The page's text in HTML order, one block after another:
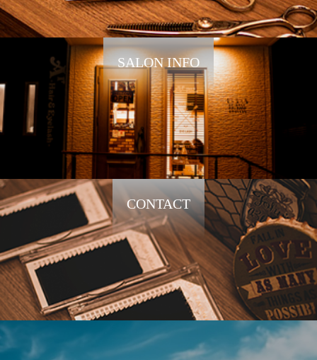
SALON INFO
CONTACT